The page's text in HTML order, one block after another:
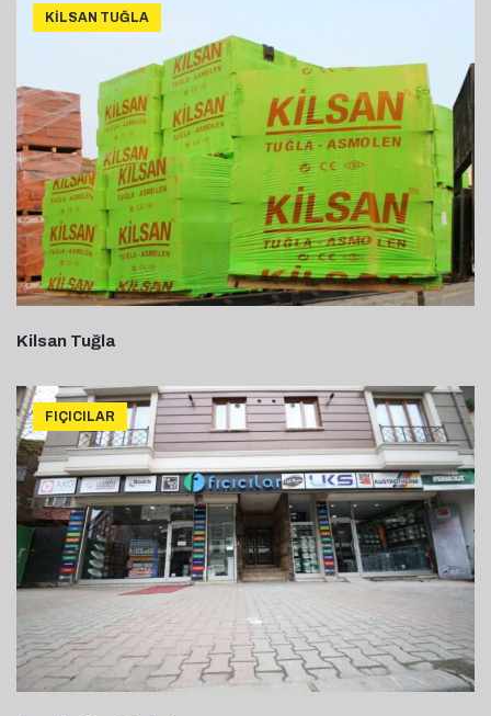
KILSAN TUĞLA
Kilsan Tuğla
FIÇICILAR